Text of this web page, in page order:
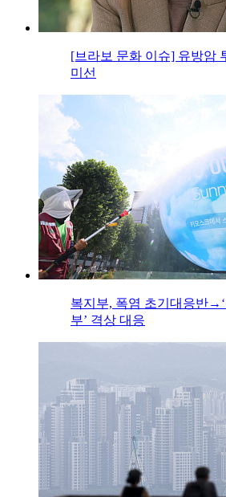
[브라보 문화 이슈] 유방암
미선
복지부, 폭염 초기대응반
부’ 격상 대응